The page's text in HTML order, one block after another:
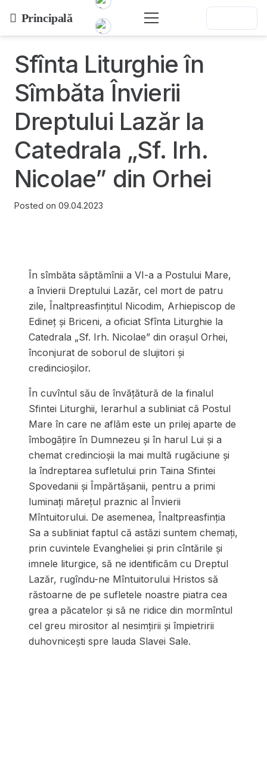
Principală
Sfînta Liturghie în
Sîmbăta Învierii
Dreptului Lazăr la
Catedrala „Sf. Irh.
Nicolae” din Orhei
Posted on 09.04.2023
În sîmbăta săptămînii a VI-a a Postului Mare,
a învierii Dreptului Lazăr, cel mort de patru
zile, Înaltpreasfințitul Nicodim, Arhiepiscop de
Edineț și Briceni, a oficiat Sfînta Liturghie la
Catedrala „Sf. Irh. Nicolae” din orașul Orhei,
înconjurat de soborul de slujitori și
credincioșilor.
În cuvîntul său de învăţătură de la finalul
Sfintei Liturghii, Ierarhul a subliniat că Postul
Mare în care ne aflăm este un prilej aparte de
îmbogăţire în Dumnezeu şi în harul Lui şi a
chemat credincioşii la mai multă rugăciune şi
la îndreptarea sufletului prin Taina Sfintei
Spovedanii şi Împărtăşanii, pentru a primi
luminaţi măreţul praznic al Învierii
Mîntuitorului. De asemenea, Înaltpreasfinția
Sa a subliniat faptul că astăzi suntem chemați,
prin cuvintele Evangheliei și prin cîntările și
imnele liturgice, să ne identificăm cu Dreptul
Lazăr, rugîndu-ne Mîntuitorului Hristos să
răstoarne de pe sufletele noastre piatra cea
grea a păcatelor și să ne ridice din mormîntul
cel greu mirositor al nesimțirii și împietririi
duhovnicești spre lauda Slavei Sale.